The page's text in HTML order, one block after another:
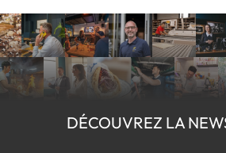
DÉCOUVREZ LA